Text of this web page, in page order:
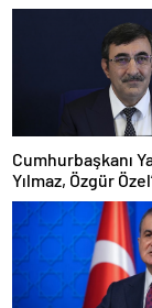
Cumhurbaşkanı
Yılmaz, Özgür
saldırıyı kınadı